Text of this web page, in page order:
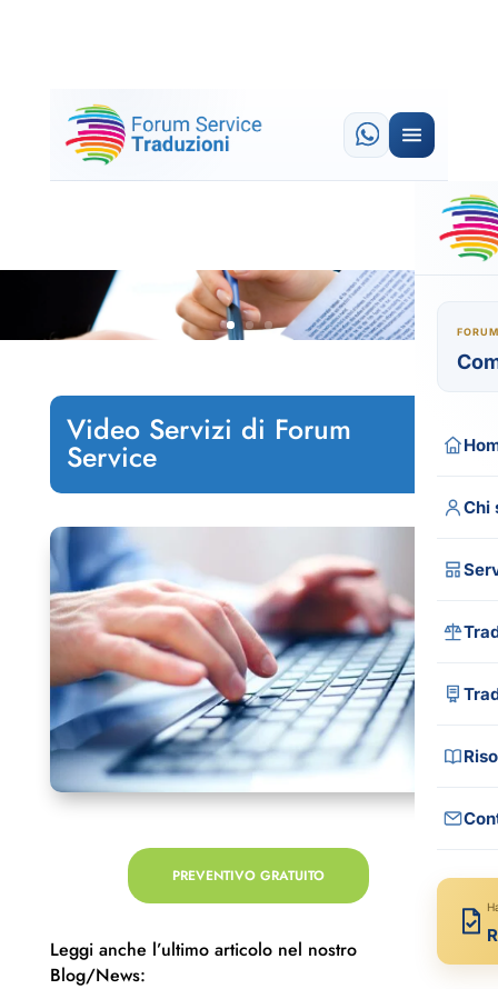
Chi
Video Servizi di Forum
Service
PREVENTIVO GRATUITO
Leggi anche l’ultimo articolo nel nostro
Blog/News: